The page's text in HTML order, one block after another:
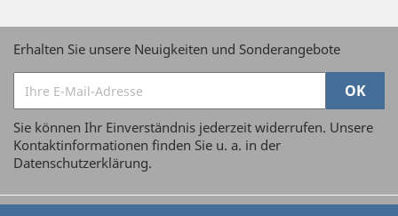
Erhalten Sie unsere Neuigkeiten und Sonderangebote
Sie können Ihr Einverständnis jederzeit widerrufen. Unsere
Kontaktinformationen finden Sie u. a. in der
Datenschutzerklärung.